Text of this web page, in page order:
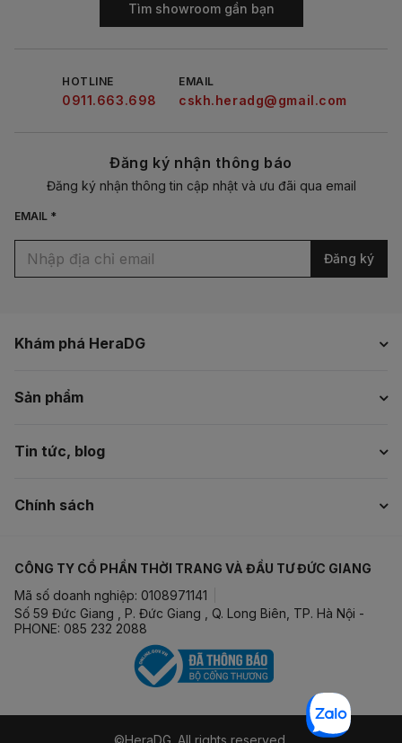
Khám phá HeraDG
Sản phẩm
Tin tức, blog
Chính sách
Tìm showroom gần bạn
HOTLINE
0911.663.698
EMAIL
cskh.heradg@gmail.com
Đăng ký nhận thông báo
Đăng ký nhận thông tin cập nhật và ưu đãi qua email
EMAIL *
Đăng ký
CÔNG TY CỔ PHẦN THỜI TRANG VÀ ĐẦU TƯ ĐỨC GIANG
Mã số doanh nghiệp: 0108971141
Số 59 Đức Giang , P. Đức Giang , Q. Long Biên, TP. Hà Nội -
PHONE: 085 232 2088